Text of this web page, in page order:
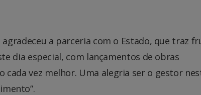
a parceria com o Estado, que traz
dia especial, com lançamentos de obras
vez melhor. Uma alegria ser o gestor